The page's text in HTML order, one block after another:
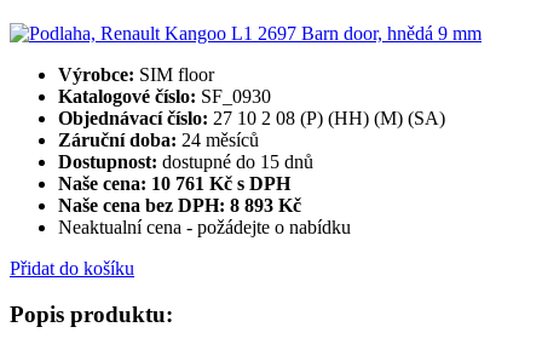
Výrobce: SIM floor
Katalogové číslo: SF_0930
Objednávací číslo: 27 10 2 08 (P) (HH) (M) (SA)
Záruční doba: 24 měsíců
Dostupnost: dostupné do 15 dnů
Naše cena: 10 761 Kč s DPH
Naše cena bez DPH: 8 893 Kč
Neaktualní cena - požádejte o nabídku
Přidat do košíku
Popis produktu: